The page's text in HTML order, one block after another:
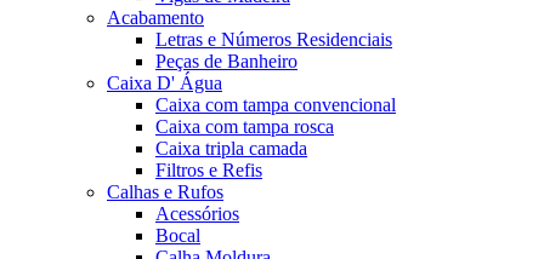
Acabamento
Letras e Números Residenciais
Peças de Banheiro
Caixa D' Água
Caixa com tampa convencional
Caixa com tampa rosca
Caixa tripla camada
Filtros e Refis
Calhas e Rufos
Acessórios
Bocal